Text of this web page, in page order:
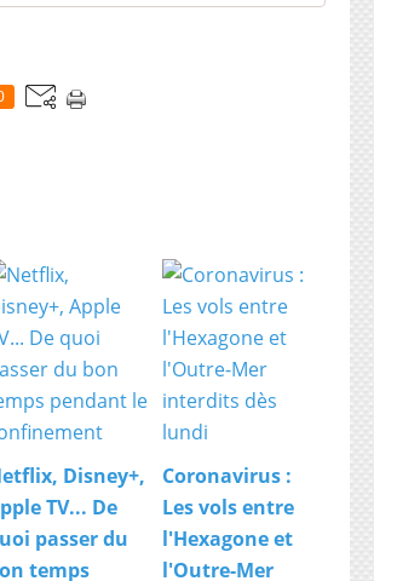
Disney+,
TV... De
passer du
temps
Coronavirus :
Les vols entre
l'Hexagone et
l'Outre-Mer